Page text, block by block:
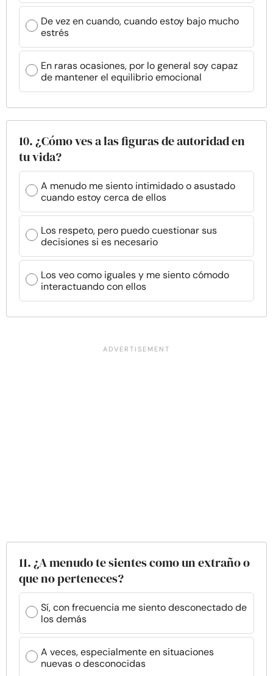
De vez en cuando, cuando estoy bajo mucho
estrés
En raras ocasiones, por lo general soy capaz
de mantener el equilibrio emocional
10. ¿Cómo ves a las figuras de autoridad en
tu vida?
A menudo me siento intimidado o asustado
cuando estoy cerca de ellos
Los respeto, pero puedo cuestionar sus
decisiones si es necesario
Los veo como iguales y me siento cómodo
interactuando con ellos
11. ¿A menudo te sientes como un extraño o
que no perteneces?
Sí, con frecuencia me siento desconectado de
los demás
A veces, especialmente en situaciones
nuevas o desconocidas